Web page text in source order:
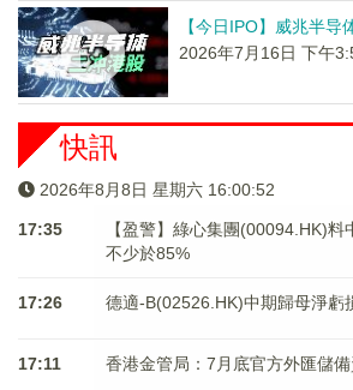
【今日IPO】威兆半导
2026年7月16日 下午
快訊
2026年8月8日 星期六 16:00:52
17:35
【盈警】綠心集團(00094.HK)
不少於85%
17:26 德適-B(02526.HK)中期歸母淨虧
17:11 香港金管局：7月底官方外匯儲